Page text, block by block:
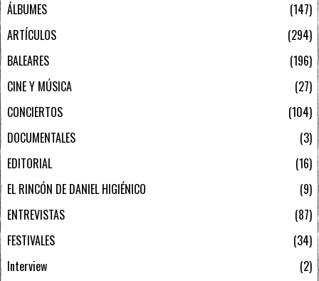
ÁLBUMES
147
ARTÍCULOS
294
BALEARES
196
CINE Y MÚSICA
27
CONCIERTOS
104
DOCUMENTALES
3
EDITORIAL
16
EL RINCÓN DE DANIEL HIGIÉNICO
9
ENTREVISTAS
87
FESTIVALES
34
Interview
2